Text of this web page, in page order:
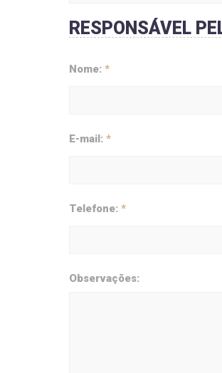
RESPONSÁVEL
Nome: *
E-mail: *
Telefone: *
Observações: